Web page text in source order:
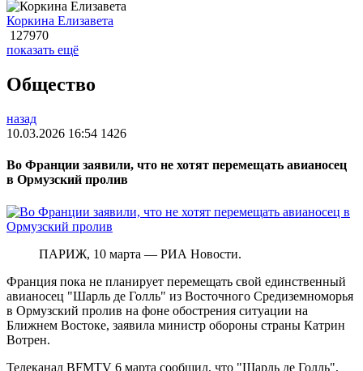
Коркина Елизавета
127970
показать ещё
Общество
назад
10.03.2026 16:54 1426
Во Франции заявили, что не хотят перемещать авианосец
в Ормузский пролив
ПАРИЖ, 10 марта — РИА Новости.
Франция пока не планирует перемещать свой единственный
авианосец "Шарль де Голль" из Восточного Средиземноморья
в Ормузский пролив на фоне обострения ситуации на
Ближнем Востоке, заявила министр обороны страны Катрин
Вотрен.
Телеканал BFMTV 6 марта сообщил, что "Шарль де Голль",